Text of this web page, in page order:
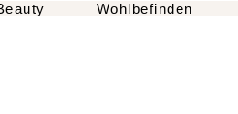
Wohlbefinden